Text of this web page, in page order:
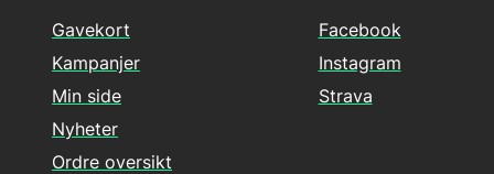
Facebook
Instagram
Strava
Gavekort
Kampanjer
Min side
Nyheter
Ordre oversikt